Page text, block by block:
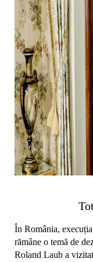
În România,
rămâne o temă de
Roland Laub a